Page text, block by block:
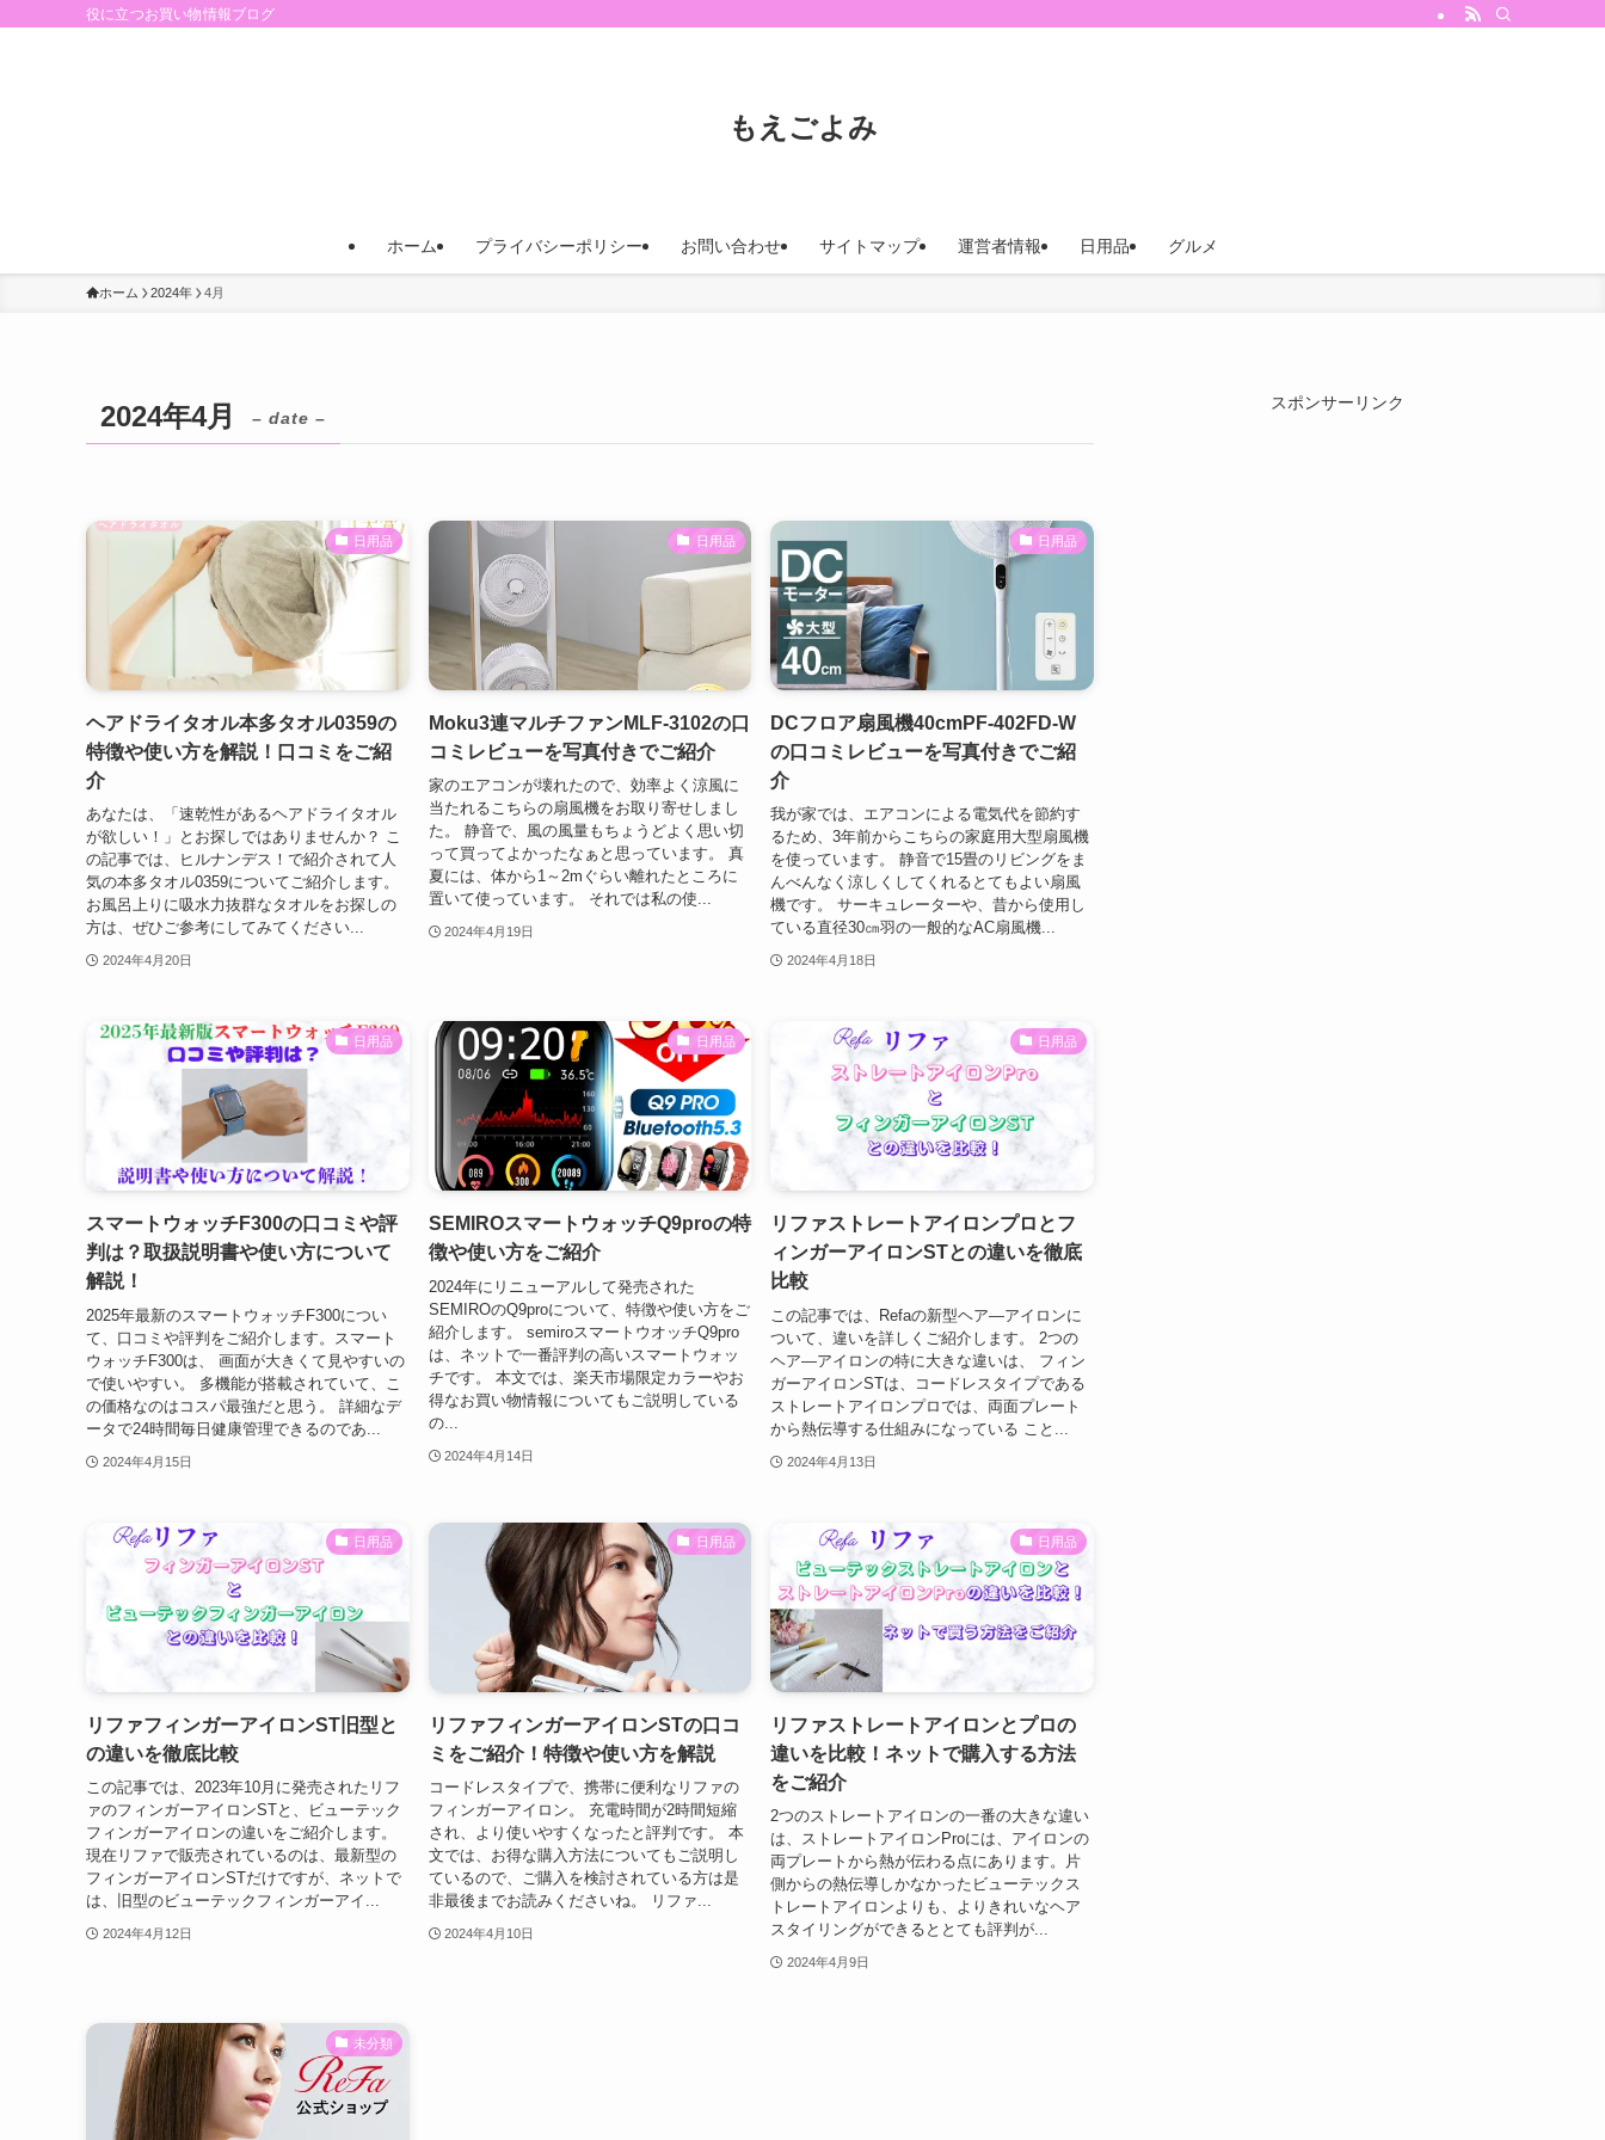
役に立つお買い物情報ブログ
もえごよみ
ホーム プライバシーポリシー お問い合わせ サイトマップ 運営者情報 日用品 グルメ
ホーム 2024年 4月
2024年4月 – date –
日用品
ヘアドライタオル本多タオル0359の
特徴や使い方を解説！口コミをご紹
介
あなたは、「速乾性があるヘアドライタオル
が欲しい！」とお探しではありませんか？ こ
の記事では、ヒルナンデス！で紹介されて人
気の本多タオル0359についてご紹介します。
お風呂上りに吸水力抜群なタオルをお探しの
方は、ぜひご参考にしてみてください...
2024年4月20日
日用品
Moku3連マルチファンMLF-3102の口
コミレビューを写真付きでご紹介
家のエアコンが壊れたので、効率よく涼風に
当たれるこちらの扇風機をお取り寄せしまし
た。 静音で、風の風量もちょうどよく思い切
って買ってよかったなぁと思っています。 真
夏には、体から1～2mぐらい離れたところに
置いて使っています。 それでは私の使...
2024年4月19日
日用品
DCフロア扇風機40cmPF-402FD-W
の口コミレビューを写真付きでご紹
介
我が家では、エアコンによる電気代を節約す
るため、3年前からこちらの家庭用大型扇風機
を使っています。 静音で15畳のリビングをま
んべんなく涼しくしてくれるとてもよい扇風
機です。 サーキュレーターや、昔から使用し
ている直径30㎝羽の一般的なAC扇風機...
2024年4月18日
日用品
スマートウォッチF300の口コミや評
判は？取扱説明書や使い方について
解説！
2025年最新のスマートウォッチF300につい
て、口コミや評判をご紹介します。スマート
ウォッチF300は、 画面が大きくて見やすいの
で使いやすい。 多機能が搭載されていて、こ
の価格なのはコスパ最強だと思う。 詳細なデ
ータで24時間毎日健康管理できるのであ...
2024年4月15日
日用品
SEMIROスマートウォッチQ9proの特
徴や使い方をご紹介
2024年にリニューアルして発売された
SEMIROのQ9proについて、特徴や使い方をご
紹介します。 semiroスマートウオッチQ9pro
は、ネットで一番評判の高いスマートウォッ
チです。 本文では、楽天市場限定カラーやお
得なお買い物情報についてもご説明している
の...
2024年4月14日
日用品
リファストレートアイロンプロとフ
ィンガーアイロンSTとの違いを徹底
比較
この記事では、Refaの新型ヘア―アイロンに
ついて、違いを詳しくご紹介します。 2つの
ヘア―アイロンの特に大きな違いは、 フィン
ガーアイロンSTは、コードレスタイプである
ストレートアイロンプロでは、両面プレート
から熱伝導する仕組みになっている こと...
2024年4月13日
日用品
リファフィンガーアイロンST旧型と
の違いを徹底比較
この記事では、2023年10月に発売されたリフ
ァのフィンガーアイロンSTと、ビューテック
フィンガーアイロンの違いをご紹介します。
現在リファで販売されているのは、最新型の
フィンガーアイロンSTだけですが、ネットで
は、旧型のビューテックフィンガーアイ...
2024年4月12日
日用品
リファフィンガーアイロンSTの口コ
ミをご紹介！特徴や使い方を解説
コードレスタイプで、携帯に便利なリファの
フィンガーアイロン。 充電時間が2時間短縮
され、より使いやすくなったと評判です。 本
文では、お得な購入方法についてもご説明し
ているので、ご購入を検討されている方は是
非最後までお読みくださいね。 リファ...
2024年4月10日
日用品
リファストレートアイロンとプロの
違いを比較！ネットで購入する方法
をご紹介
2つのストレートアイロンの一番の大きな違い
は、ストレートアイロンProには、アイロンの
両プレートから熱が伝わる点にあります。片
側からの熱伝導しかなかったビューテックス
トレートアイロンよりも、よりきれいなヘア
スタイリングができるととても評判が...
2024年4月9日
未分類
スポンサーリンク